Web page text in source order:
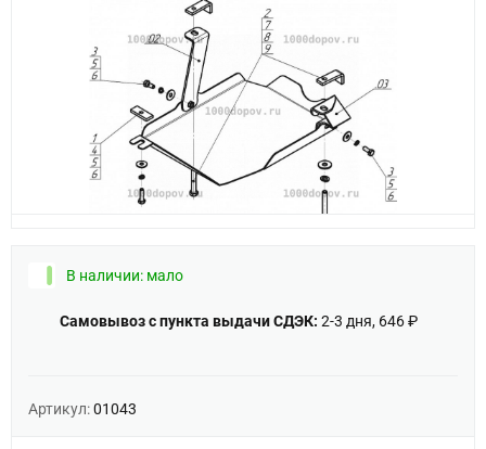
В наличии: мало
Самовывоз с пункта выдачи СДЭК: 2-3 дня, 646 ₽
Артикул:01043